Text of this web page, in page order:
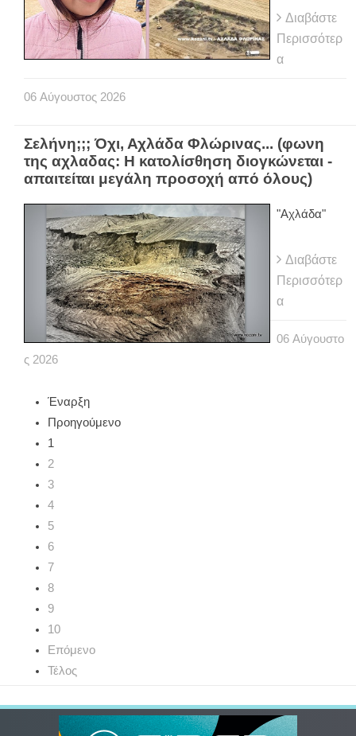
Διαβάστε
Περισσότερ
α
06 Αύγουστος 2026
Σελήνη;;; Όχι, Αχλάδα Φλώρινας... (φωνη
της αχλαδας: Η κατολίσθηση διογκώνεται -
απαιτείται μεγάλη προσοχή από όλους)
"Αχλάδα"
Διαβάστε
Περισσότερ
α
06 Αύγουστο
ς 2026
Έναρξη
Προηγούμενο
1
2
3
4
5
6
7
8
9
10
Επόμενο
Τέλος